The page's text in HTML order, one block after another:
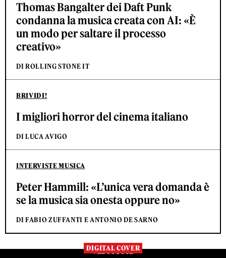
Thomas Bangalter dei Daft Punk
condanna la musica creata con AI: «È
un modo per saltare il processo
creativo»
DI ROLLING STONE IT
BRIVIDI!
I migliori horror del cinema italiano
DI LUCA AVIGO
INTERVISTE MUSICA
Peter Hammill: «L’unica vera domanda è
se la musica sia onesta oppure no»
DI FABIO ZUFFANTI E ANTONIO DE SARNO
DIGITAL COVER
VEDI TUTTE